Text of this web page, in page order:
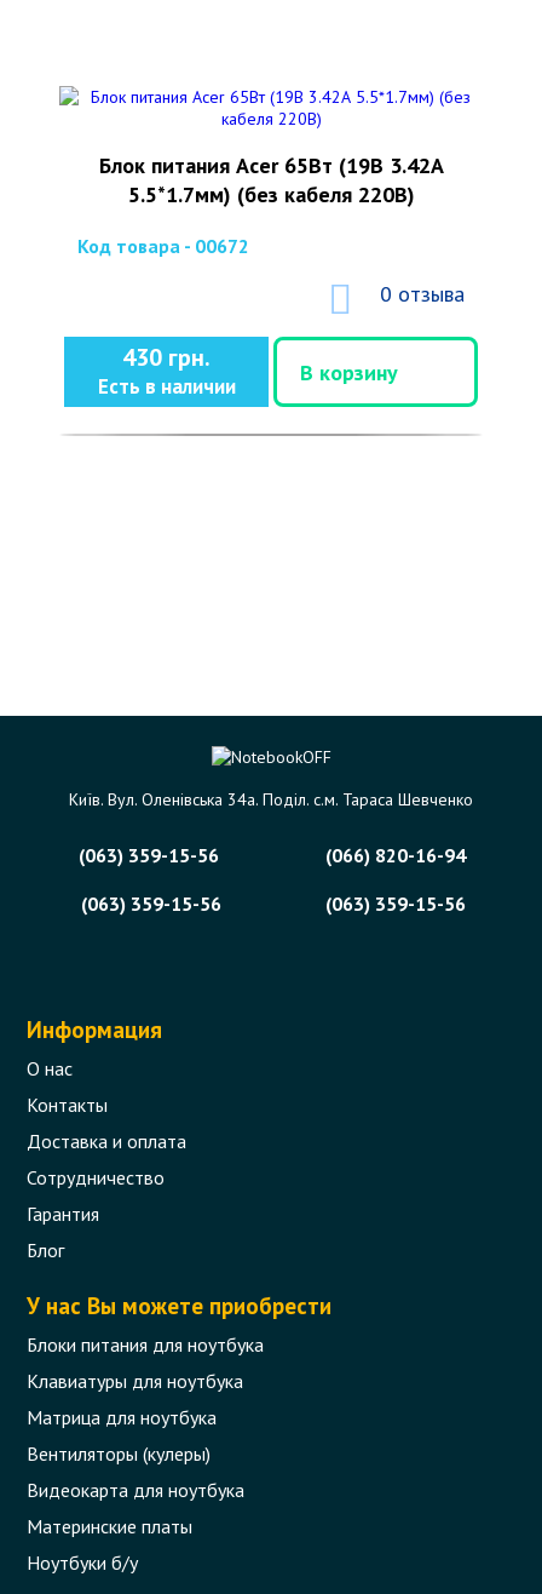
Блок питания Acer 65Вт (19В 3.42А
5.5*1.7мм) (без кабеля 220В)
Код товара - 00672
0 отзыва
430 грн.
Есть в наличии
В корзину
Київ. Вул. Оленівська 34а. Поділ. с.м. Тараса Шевченко
(063) 359-15-56
(066) 820-16-94
(063) 359-15-56
(063) 359-15-56
Информация
О нас
Контакты
Доставка и оплата
Сотрудничество
Гарантия
Блог
У нас Вы можете приобрести
Блоки питания для ноутбука
Клавиатуры для ноутбука
Матрица для ноутбука
Вентиляторы (кулеры)
Видеокарта для ноутбука
Материнские платы
Ноутбуки б/у